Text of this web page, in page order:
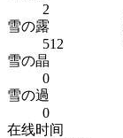
2
雪の露
512
雪の晶
0
雪の過
0
在线时间